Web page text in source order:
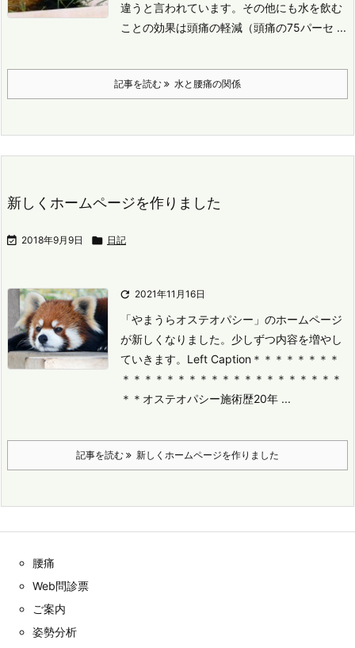
違うと言われています。 その他にも水を飲む
ことの効果は頭痛の軽減（頭痛の75パーセ ...
記事を読む 水と腰痛の関係
新しくホームページを作りました
 2018年9月9日  日記
 2021年11月16日
「やまうらオステオパシー」のホームページ
が新しくなりました。 少しずつ内容を増やし
ていきます。 Left Caption ＊＊＊＊＊＊＊＊
＊＊＊＊＊＊＊＊＊＊＊＊＊＊＊＊＊＊＊＊
＊＊オステオパシー施術歴20年 ...
記事を読む 新しくホームページを作りました
腰痛
Web問診票
ご案内
姿勢分析